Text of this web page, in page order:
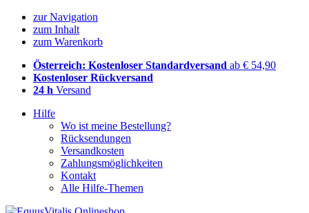
zur Navigation
zum Inhalt
zum Warenkorb
Österreich: Kostenloser Standardversand ab € 54,90
Kostenloser Rückversand
24 h Versand
Hilfe
Wo ist meine Bestellung?
Rücksendungen
Versandkosten
Zahlungsmöglichkeiten
Kontakt
Alle Hilfe-Themen